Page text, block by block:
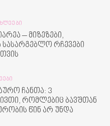
– მიზეზები,
სასარგებლო რჩევები
ჩანთა: 3
რომლებიც ბავშთან
წინ არ უნდა